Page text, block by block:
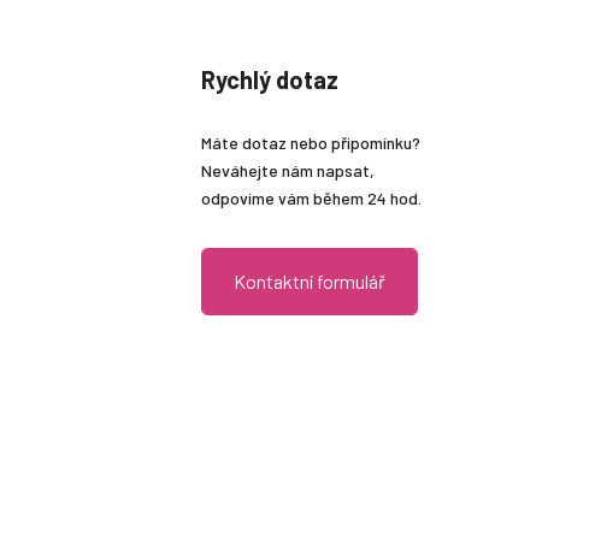
Rychlý dotaz
Máte dotaz nebo připomínku?
Neváhejte nám napsat,
odpovíme vám během 24 hod.
Kontaktní formulář